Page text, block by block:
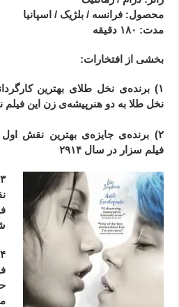
محصول: فرانسه / بلژیک / اسپانیا
مدت: ۱۸۰ دقیقه
بخشی از افتخارات:
نخل طلا به دو هنرپیشه‌ی زن این فیلم
۲) برنده‌ی جایزه‌ی بهترین نقش
فیلم سزار در سال ۲۹۱۴